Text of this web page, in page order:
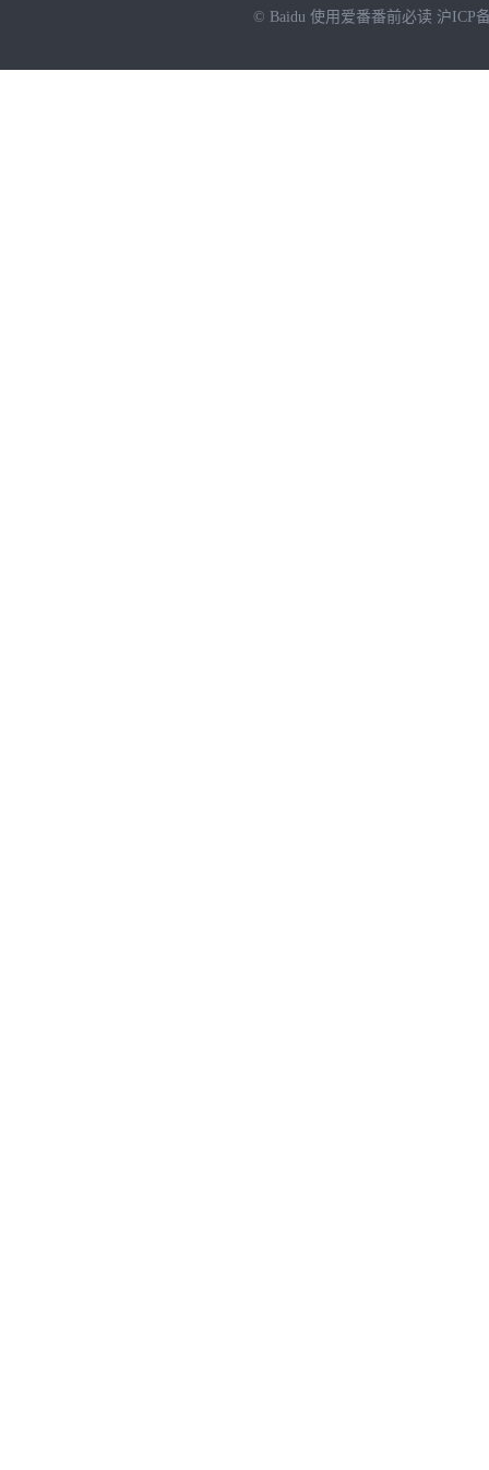
© Baidu 使用爱番番前必读 沪ICP